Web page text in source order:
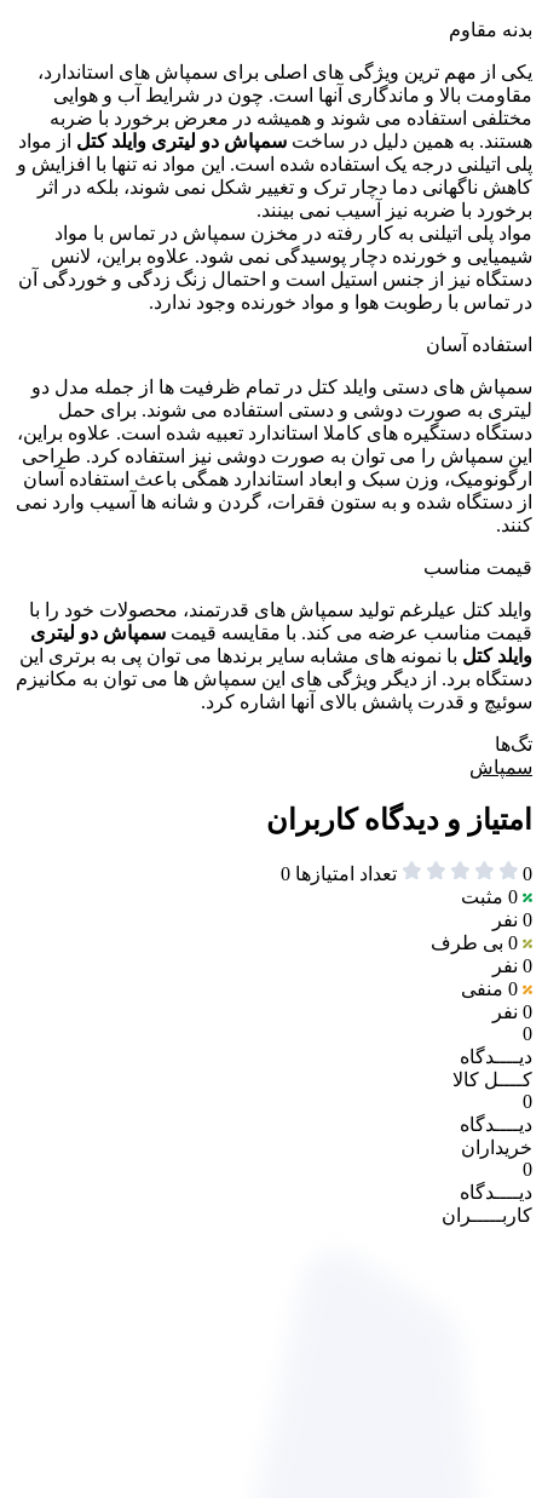
بدنه مقاوم
یکی از مهم ترین ویژگی های اصلی برای سمپاش های استاندارد،
مقاومت بالا و ماندگاری آنها است. چون در شرایط آب و هوایی
مختلفی استفاده می شوند و همیشه در معرض برخورد با ضربه
هستند. به همین دلیل در ساخت سمپاش دو لیتری وایلد کتل از مواد
پلی اتیلنی درجه یک استفاده شده است. این مواد نه تنها با افزایش و
کاهش ناگهانی دما دچار ترک و تغییر شکل نمی شوند، بلکه در اثر
برخورد با ضربه نیز آسیب نمی بینند.
مواد پلی اتیلنی به کار رفته در مخزن سمپاش در تماس با مواد
شیمیایی و خورنده دچار پوسیدگی نمی شود. علاوه براین، لانس
دستگاه نیز از جنس استیل است و احتمال زنگ زدگی و خوردگی آن
در تماس با رطوبت هوا و مواد خورنده وجود ندارد.
استفاده آسان
سمپاش های دستی وایلد کتل در تمام ظرفیت ها از جمله مدل دو
لیتری به صورت دوشی و دستی استفاده می شوند. برای حمل
دستگاه دستگیره های کاملا استاندارد تعبیه شده است. علاوه براین،
این سمپاش را می توان به صورت دوشی نیز استفاده کرد. طراحی
ارگونومیک، وزن سبک و ابعاد استاندارد همگی باعث استفاده آسان
از دستگاه شده و به ستون فقرات، گردن و شانه ها آسیب وارد نمی
کنند.
قیمت مناسب
وایلد کتل عیلرغم تولید سمپاش های قدرتمند، محصولات خود را با
قیمت مناسب عرضه می کند. با مقایسه قیمت سمپاش دو لیتری
وایلد کتل با نمونه های مشابه سایر برندها می توان پی به برتری این
دستگاه برد. از دیگر ویژگی های این سمپاش ها می توان به مکانیزم
سوئیچ و قدرت پاشش بالای آنها اشاره کرد.
تگ‌ها
سمپاش
امتیاز و دیدگاه کاربران
0 تعداد امتیازها 0
0 مثبت
0 نفر
0 بی طرف
0 نفر
0 منفی
0 نفر
0
دیــــدگاه
کــــل کالا
0
دیــــدگاه
خریداران
0
دیــــدگاه
کاربـــــران